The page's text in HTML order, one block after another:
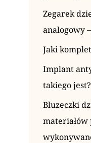
Zegarek
analogowy
Jaki
Implant
takiego jest?
Bluzeczki